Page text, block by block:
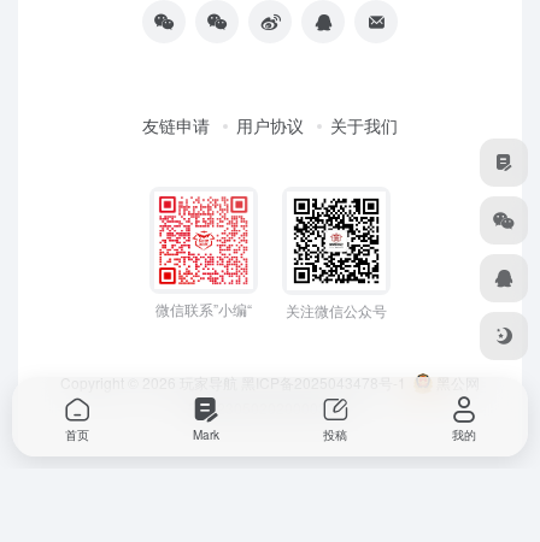
友链申请 用户协议 关于我们
微信联系”小编“ 关注微信公众号
Copyright © 2026 玩家导航 黑ICP备2025043478号-1
黑公网
安备23050202000033号
首页 Mark 投稿 我的